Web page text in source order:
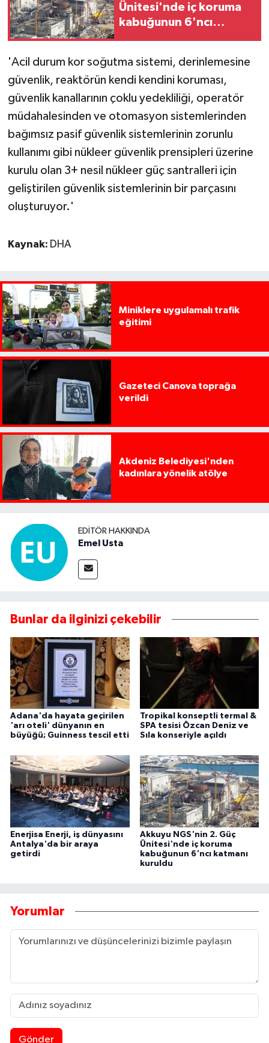
Ünitesi'nde iç koruma
kabuğunun 6'ncı
'Acil durum kor soğutma sistemi, derinlemesine
güvenlik, reaktörün kendi kendini koruması,
güvenlik kanallarının çoklu yedekliliği, operatör
müdahalesinden ve otomasyon sistemlerinden
bağımsız pasif güvenlik sistemlerinin zorunlu
kullanımı gibi nükleer güvenlik prensipleri üzerine
kurulu olan 3+ nesil nükleer güç santralleri için
geliştirilen güvenlik sistemlerinin bir parçasını
oluşturuyor.'
Kaynak: DHA
Miniklere uygulamalı trafik
eğitimi
Gazeteci Canova toprağa
verildi
Akdeniz Belediyesi'nden
kadınlara yönelik atölye
EDITÖR HAKKINDA
Emel Usta
Bunlar da ilginizi çekebilir
Adana'da hayata geçirilen
'arı oteli' dünyanın en
büyüğü; Guinness tescil etti
Tropikal konseptli termal &
SPA tesisi Özcan Deniz ve
Sıla konseriyle açıldı
Enerjisa Enerji, iş dünyasını
Antalya'da bir araya
getirdi
Akkuyu NGS'nin 2. Güç
Ünitesi'nde iç koruma
kabuğunun 6'ncı katmanı
kuruldu
Yorumlar
Gönder